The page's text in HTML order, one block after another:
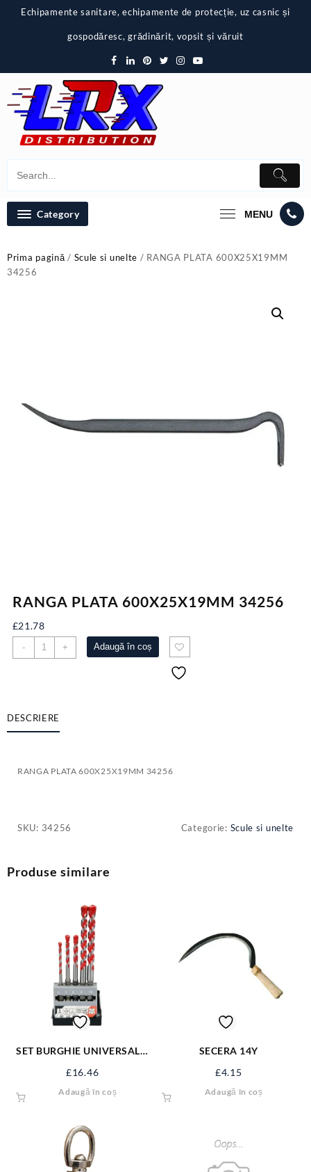
Echipamente sanitare, echipamente de protecție, uz casnic și
gospodăresc, grădinărit, vopsit și văruit
Category MENU
Prima pagină/ Scule si unelte / RANGA PLATA 600X25X19MM
34256
RANGA PLATA 600X25X19MM 34256
£21.78
-
Cantitate
RANGA
+ Adaugă în coș
DESCRIERE
RANGA PLATA 600X25X19MM 34256
SKU: 34256 Categorie: Scule si unelte
Produse similare
SET BURGHIE UNIVERSALE,
£16.46
Adaugă în coș
SECERA 14Y
£4.15
Adaugă în coș